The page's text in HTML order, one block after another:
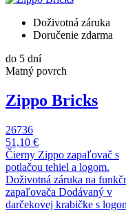
Doživotná záruka
Doručenie zdarma
do 5 dní
Matný povrch
Zippo Bricks
26736
51,10 €
Čierny Zippo zapaľovač s
potlačou tehiel a logom.
Doživotná záruka na
zapaľovača Dodávaný v
darčekovej krabičke s